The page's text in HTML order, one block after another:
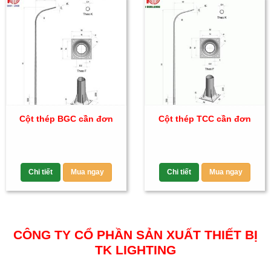
Cột thép BGC cần đơn
Chi tiết Mua ngay
Cột thép TCC cần đơn
Chi tiết Mua ngay
CÔNG TY CỔ PHẦN SẢN XUẤT THIẾT BỊ
TK LIGHTING